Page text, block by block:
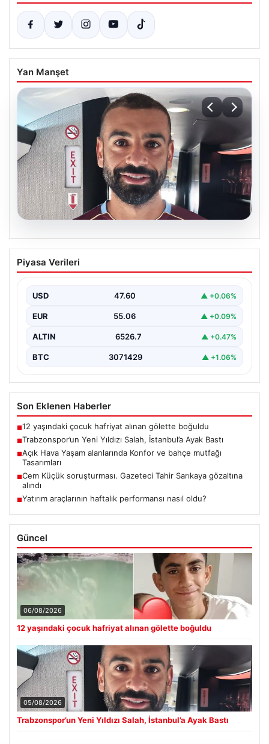
Yan Manşet
05.08.2026
Trabzonspor’un Yeni Yıldızı Salah,
İstanbul’a Ayak Bastı
İstanbul’a iniş yaptı. Havalimanında basın mensupları ve
kulüp…
Piyasa Verileri
USD 47.60 ▲ +0.06%
EUR 55.06 ▲ +0.09%
ALTIN 6526.7 ▲ +0.47%
BTC 3071429 ▲ +1.06%
Son Eklenen Haberler
■12 yaşındaki çocuk hafriyat alınan gölette boğuldu
■Trabzonspor’un Yeni Yıldızı Salah, İstanbul’a Ayak Bastı
■Açık Hava Yaşam alanlarında Konfor ve bahçe mutfağı
Tasarımları
■Cem Küçük soruşturması. Gazeteci Tahir Sarıkaya gözaltına
alındı
■Yatırım araçlarının haftalık performansı nasıl oldu?
Güncel
06/08/2026
12 yaşındaki çocuk hafriyat alınan gölette boğuldu
05/08/2026
Trabzonspor’un Yeni Yıldızı Salah, İstanbul’a Ayak Bastı